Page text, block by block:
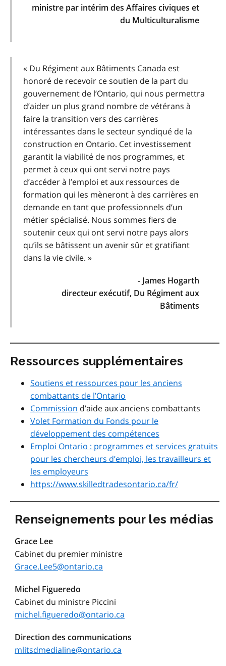
ministre par intérim des Affaires civiques et
du Multiculturalisme
« Du Régiment aux Bâtiments Canada est
honoré de recevoir ce soutien de la part du
gouvernement de l’Ontario, qui nous permettra
d’aider un plus grand nombre de vétérans à
faire la transition vers des carrières
intéressantes dans le secteur syndiqué de la
construction en Ontario. Cet investissement
garantit la viabilité de nos programmes, et
permet à ceux qui ont servi notre pays
d’accéder à l’emploi et aux ressources de
formation qui les mèneront à des carrières en
demande en tant que professionnels d’un
métier spécialisé. Nous sommes fiers de
soutenir ceux qui ont servi notre pays alors
qu’ils se bâtissent un avenir sûr et gratifiant
dans la vie civile. »
- James Hogarth
directeur exécutif, Du Régiment aux
Bâtiments
Ressources supplémentaires
Soutiens et ressources pour les anciens
combattants de l’Ontario
Commission d’aide aux anciens combattants
Volet Formation du Fonds pour le
développement des compétences
Emploi Ontario : programmes et services gratuits
pour les chercheurs d’emploi, les travailleurs et
les employeurs
https://www.skilledtradesontario.ca/fr/
Renseignements pour les médias
Grace Lee
Cabinet du premier ministre
Grace.Lee5@ontario.ca
Michel Figueredo
Cabinet du ministre Piccini
michel.figueredo@ontario.ca
Direction des communications
mlitsdmedialine@ontario.ca